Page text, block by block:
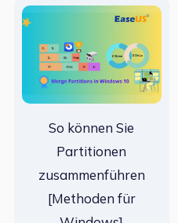
So können Sie
Partitionen
zusammenführen
[Methoden für